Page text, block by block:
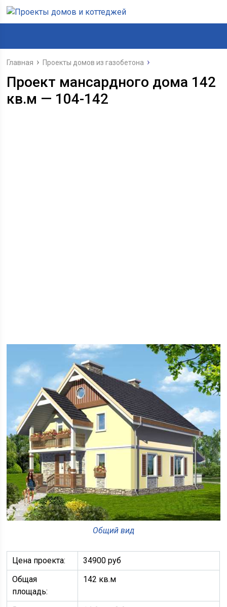
Главная Проекты домов из газобетона
Проект мансардного дома 142
кв.м — 104-142
Общий вид
Цена проекта:
34900 руб
Общая
площадь:
142 кв.м